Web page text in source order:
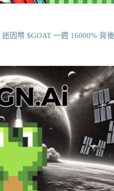
因幣 $GOAT 一週 16000% 背